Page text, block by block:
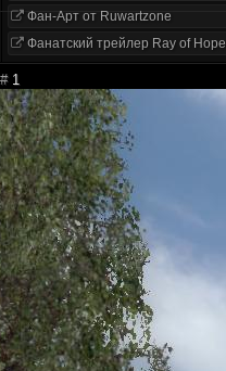
Фан-Арт от Ruwartzone
Фанатский трейлер Ray of Hope
1